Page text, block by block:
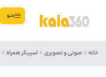
منو
خانه صوتی و تصویری اسپیکر همراه